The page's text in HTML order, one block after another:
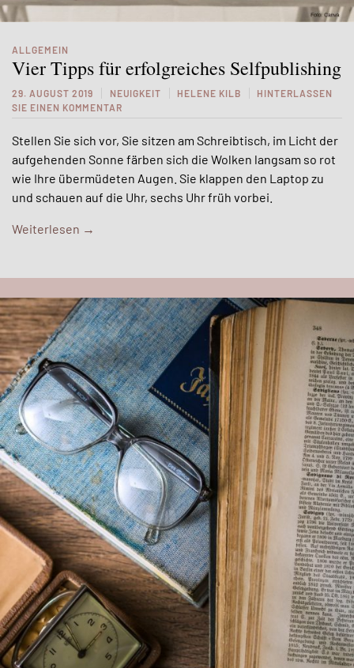
ALLGEMEIN
Vier Tipps für erfolgreiches Selfpublishing
29. AUGUST 2019 NEUIGKEIT HELENE KILB
HINTERLASSEN
SIE EINEN KOMMENTAR
Stellen Sie sich vor, Sie sitzen am Schreibtisch, im Licht der
aufgehenden Sonne färben sich die Wolken langsam so rot
wie Ihre übermüdeten Augen. Sie klappen den Laptop zu
und schauen auf die Uhr, sechs Uhr früh vorbei.
Weiterlesen →